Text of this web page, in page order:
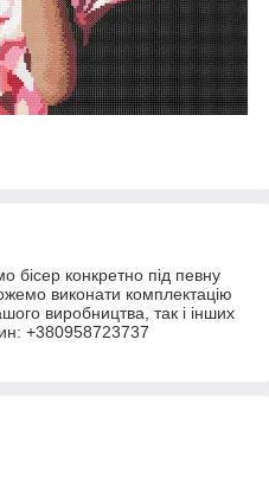
бісер конкретно під певну
виконати комплектацію
виробництва, так і інших
+380958723737